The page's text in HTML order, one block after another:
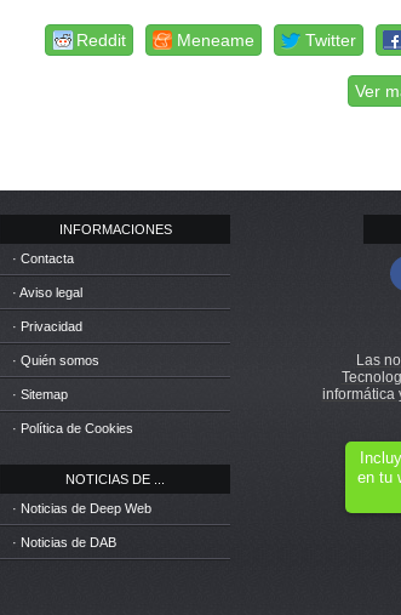
Twitter
Meneame
Reddit
Ver
INFORMACIONES
· Contacta
· Aviso legal
· Privacidad
· Quién somos
· Sitemap
· Política de Cookies
NOTICIAS DE ...
· Noticias de Deep Web
· Noticias de DAB
Las
informática
en tu